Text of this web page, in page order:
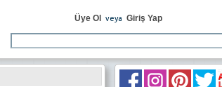
Üye Ol veya Giriş Yap